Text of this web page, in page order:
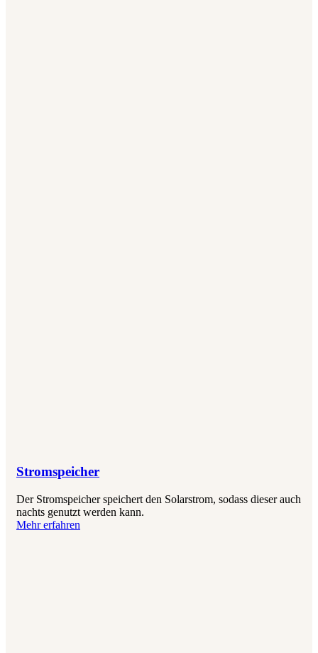
Stromspeicher
Der Stromspeicher speichert den Solarstrom, sodass dieser auch
nachts genutzt werden kann.
Mehr erfahren